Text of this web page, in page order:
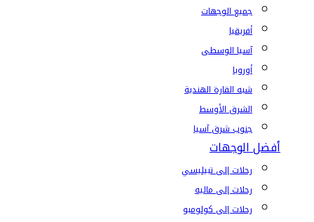
جميع الوجهات
أفريقيا
آسيا الوسطى
أوروبا
شبه القارة الهندية
الشرق الأوسط
جنوب شرق آسيا
أفضل الوجهات
رحلات إلى تبيليسي
رحلات إلى ماليه
رحلات إلى كولومبو